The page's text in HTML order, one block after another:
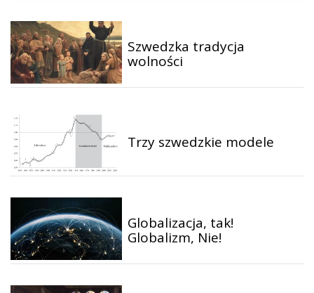
Szwedzka tradycja
wolności
Trzy szwedzkie modele
Globalizacja, tak!
Globalizm, Nie!